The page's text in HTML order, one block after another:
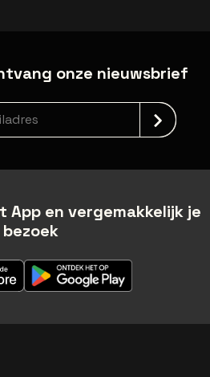
onze nieuwsbrief
App en vergemakkelijk je
bezoek